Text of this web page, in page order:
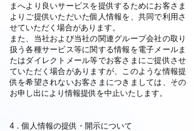
まへより良いサービスを提供するためにお客さま
よりご提供いただいた個人情報を、共同で利用さ
せていただく場合があります。
また、当社および当社の関連グループ会社の取り
扱う各種サービス等に関する情報を電子メールま
たはダイレクトメール等でお客さまにご提供させ
ていただく場合がありますが、このような情報提
供を希望されないお客さまにつきましては、その
お申し出により情報提供を中止いたします。
4．個人情報の提供・開示について